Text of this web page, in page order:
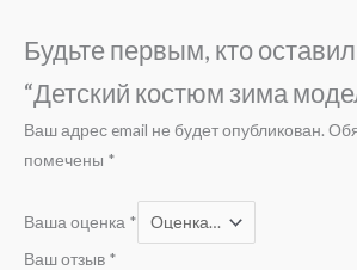
Будьте первым, кто
“Детский костюм зима
Ваш адрес email не будет опубликован.
помечены *
Ваша оценка *
Ваш отзыв *